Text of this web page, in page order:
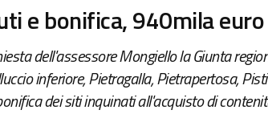
e bonifica, 940mila
dell'assessore Mongiello la Giunta
inferiore, Pietragalla, Pietrapertosa,
dei siti inquinati all'acquisto di